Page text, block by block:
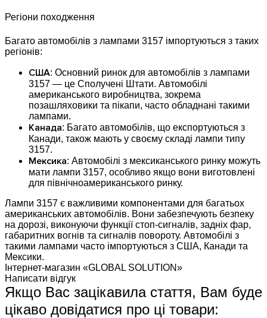
Регіони походження
Багато автомобілів з лампами 3157 імпортуються з таких
регіонів:
США: Основний ринок для автомобілів з лампами
3157 — це Сполучені Штати. Автомобілі
американського виробництва, зокрема
позашляховики та пікапи, часто обладнані такими
лампами.
Канада: Багато автомобілів, що експортуються з
Канади, також мають у своєму складі лампи типу
3157.
Мексика: Автомобілі з мексиканського ринку можуть
мати лампи 3157, особливо якщо вони виготовлені
для північноамериканського ринку.
Лампи 3157 є важливими компонентами для багатьох
американських автомобілів. Вони забезпечують безпеку
на дорозі, виконуючи функції стоп-сигналів, задніх фар,
габаритних вогнів та сигналів повороту. Автомобілі з
такими лампами часто імпортуються з США, Канади та
Мексики.
Інтернет-магазин «GLOBAL SOLUTION»
Написати відгук
Якщо Вас зацікавила стаття, Вам буде
цікаво довідатися про ці товари: